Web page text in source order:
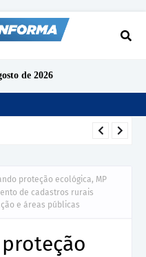
de 2026
proteção ecológica, MP
de cadastros rurais
e áreas públicas